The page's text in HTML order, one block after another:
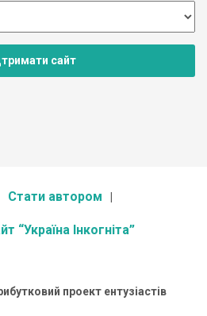
сайт
Стати автором
“Україна Інкогніта”
проект ентузіастів